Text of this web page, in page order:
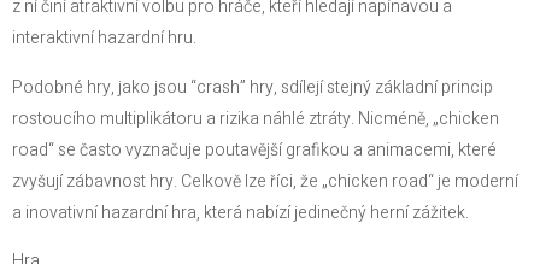
z ní činí atraktivní volbu pro hráče, kteří hledají napínavou a
interaktivní hazardní hru.
Podobné hry, jako jsou “crash” hry, sdílejí stejný základní princip
rostoucího multiplikátoru a rizika náhlé ztráty. Nicméně, „chicken
road“ se často vyznačuje poutavější grafikou a animacemi, které
zvyšují zábavnost hry. Celkově lze říci, že „chicken road“ je moderní
a inovativní hazardní hra, která nabízí jedinečný herní zážitek.